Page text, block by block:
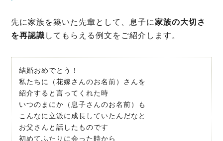
先に家族を築いた先輩として、息子に家族の大切さ
を再認識 してもらえる例文をご紹介します。
結婚おめでとう！
私たちに（花嫁さんのお名前）さんを
紹介すると言ってくれた時
いつのまにか（息子さんのお名前）も
こんなに立派に成長していたんだなと
お父さんと話したものです
初めてふたりに会った時から